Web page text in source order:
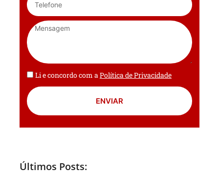
Li e concordo com aPolítica de Privacidade
ENVIAR
Últimos Posts: